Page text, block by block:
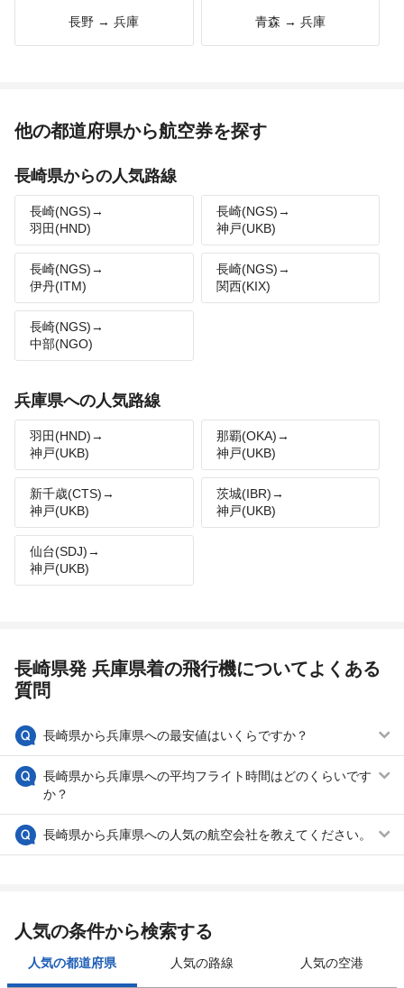
長野 → 兵庫 青森 → 兵庫
他の都道府県から航空券を探す
長崎県からの人気路線
長崎(NGS)→
羽田(HND)
長崎(NGS)→
神戸(UKB)
長崎(NGS)→
伊丹(ITM)
長崎(NGS)→
関西(KIX)
長崎(NGS)→
中部(NGO)
兵庫県への人気路線
羽田(HND)→
神戸(UKB)
那覇(OKA)→
神戸(UKB)
新千歳(CTS)→
神戸(UKB)
茨城(IBR)→
神戸(UKB)
仙台(SDJ)→
神戸(UKB)
長崎県発 兵庫県着の飛行機についてよくある
質問
長崎県から兵庫県への最安値はいくらですか？
長崎県から兵庫県への平均フライト時間はどのくらいです
か？
長崎県から兵庫県への人気の航空会社を教えてください。
人気の条件から検索する
人気の都道府県 人気の路線 人気の空港